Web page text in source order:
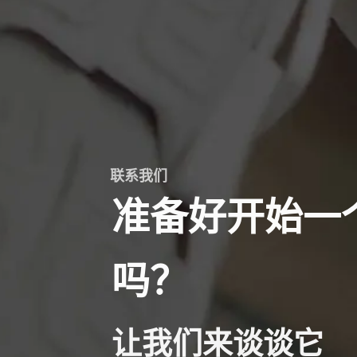
联系我们
准备好开始一
吗？
让我们来谈谈它